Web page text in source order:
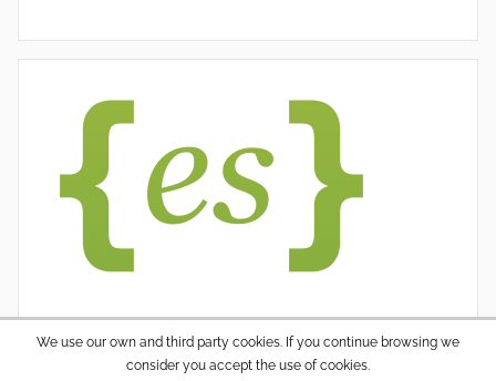
We use our own and third party cookies. If you continue browsing we
consider you accept the use of cookies.